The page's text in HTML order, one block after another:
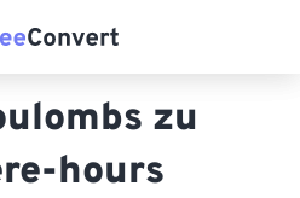
zu
hours